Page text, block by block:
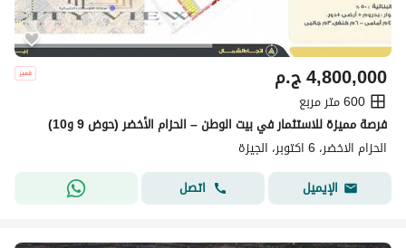
ج.م4,800,000
600 متر مربع
فرصة مميزة للاستثمار في بيت الوطن – الحزام الأخضر (حوض 9 و10)
الحزام الاخضر، 6 اكتوبر، الجيزة
الإيميل
اتصل